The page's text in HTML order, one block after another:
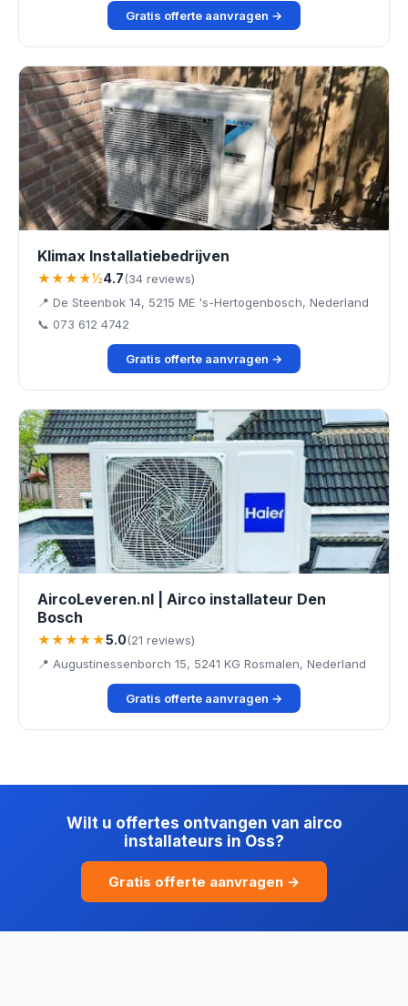
Gratis offerte aanvragen →
Klimax Installatiebedrijven
★★★★½4.7(34 reviews)
📍 De Steenbok 14, 5215 ME 's-Hertogenbosch, Nederland
📞 073 612 4742
Gratis offerte aanvragen →
AircoLeveren.nl | Airco installateur Den
Bosch
★★★★★5.0(21 reviews)
📍 Augustinessenborch 15, 5241 KG Rosmalen, Nederland
Gratis offerte aanvragen →
Wilt u offertes ontvangen van airco
installateurs in Oss?
Gratis offerte aanvragen →